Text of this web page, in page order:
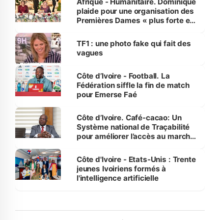
plaide pour une organisation des
Premières Dames « plus forte et
sur la scène internationale »
TF1 : une photo fake qui fait des
vagues
Côte d’Ivoire - Football. La
Fédération siffle la fin de match
pour Emerse Faé
Côte d’Ivoire. Café-cacao: Un
Système national de Traçabilité
pour améliorer l’accès au marché
Côte d'Ivoire - Etats-Unis : Trente
jeunes Ivoiriens formés à
l'intelligence artificielle